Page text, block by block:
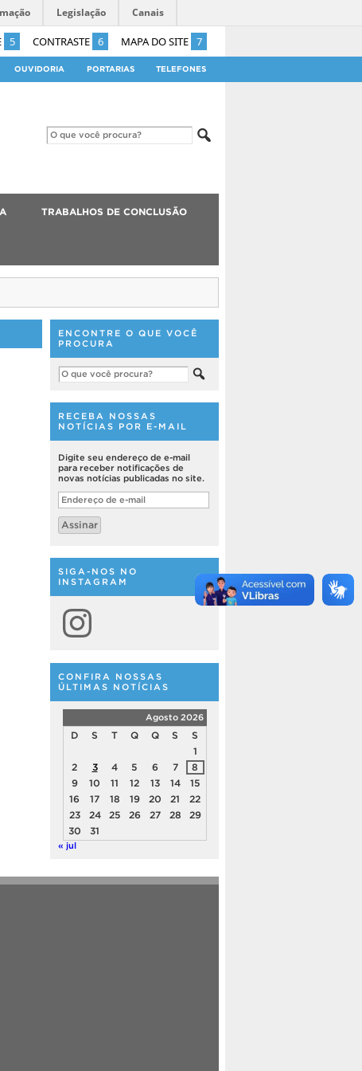
5 CONTRASTE 6 MAPA DO SITE 7
Legislação Canais
OUVIDORIA PORTARIAS TELEFONES
TRABALHOS DE CONCLUSÃO
ENCONTRE O QUE VOCÊ
PROCURA
RECEBA NOSSAS
NOTÍCIAS POR E-MAIL
Digite seu endereço de e-mail
para receber notificações de
novas notícias publicadas no site.
Endereço
de
e-
mail
Assinar
SIGA-NOS NO
INSTAGRAM
Instagram
CONFIRA NOSSAS
ÚLTIMAS NOTÍCIAS
Agosto 2026
D S T Q Q S
S
1
2
3 4 5 6 7
8
9
10 11 12 13 14
15
16
17 18 19 20 21
22
23
24 25 26 27 28
29
30
31
« jul